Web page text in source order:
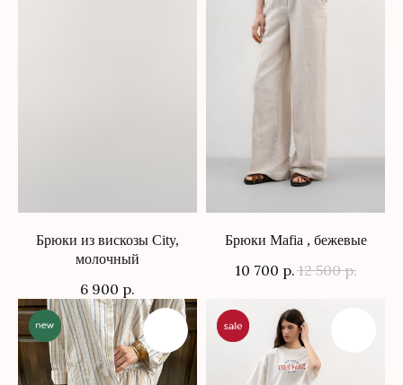
Брюки из вискозы City,
молочный
6 900 р.
Брюки Mafia , бежевые
10 700 р.12 500 р.